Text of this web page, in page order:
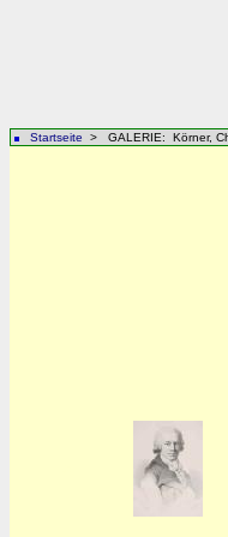
Startseite > GALERIE: Körner,